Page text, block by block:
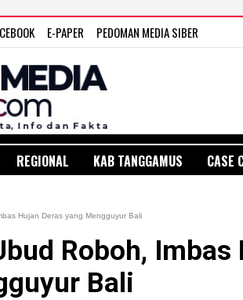
E-PAPER PEDOMAN MEDIA SIBER
REGIONAL KAB TANGGAMUS CASE
Hujan Deras yang Mengguyur Bali
Roboh, Imbas
Bali